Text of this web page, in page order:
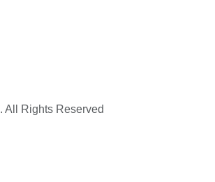
All Rights Reserved